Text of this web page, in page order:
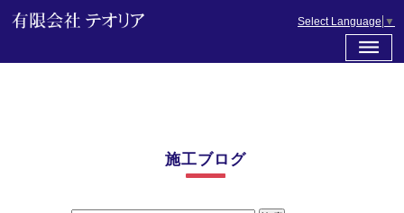
Select Language ▼
施工ブログ